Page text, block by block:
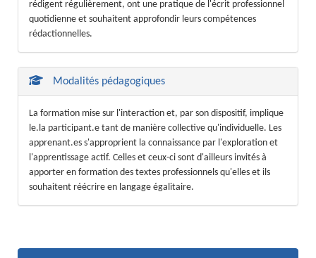
rédigent régulièrement, ont une pratique de l'écrit professionnel
quotidienne et souhaitent approfondir leurs compétences
rédactionnelles.
Modalités pédagogiques
La formation mise sur l'interaction et, par son dispositif, implique
le.la participant.e tant de manière collective qu'individuelle. Les
apprenant.es s'approprient la connaissance par l'exploration et
l'apprentissage actif. Celles et ceux-ci sont d'ailleurs invités à
apporter en formation des textes professionnels qu'elles et ils
souhaitent réécrire en langage égalitaire.